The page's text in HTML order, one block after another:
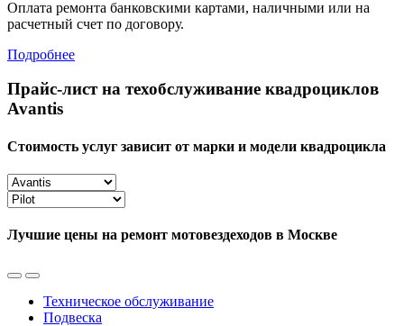
Оплата ремонта банковскими картами, наличными или на
расчетный счет по договору.
Подробнее
Прайс-лист на техобслуживание квадроциклов
Avantis
Стоимость услуг зависит от марки и модели квадроцикла
Лучшие цены на ремонт мотовездеходов в Москве
Техническое обслуживание
Подвеска